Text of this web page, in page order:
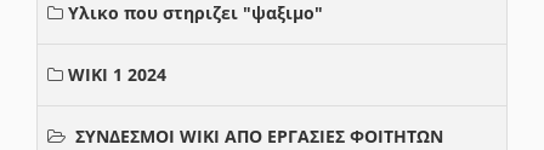
Υλικο που στηριζει "ψαξιμο"
WIKI 1 2024
ΣΥΝΔΕΣΜΟΙ WIKI ΑΠΟ ΕΡΓΑΣΙΕΣ ΦΟΙΤΗΤΩΝ